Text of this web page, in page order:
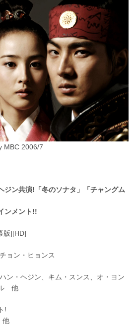
MBC 2006/7
ジン共演!「冬のソナタ」「チャングム
ンメント!!
版][HD]
ョン・ヒョンス
ン・ヘジン、キム・スンス、オ・ヨン
ル 他
!
他